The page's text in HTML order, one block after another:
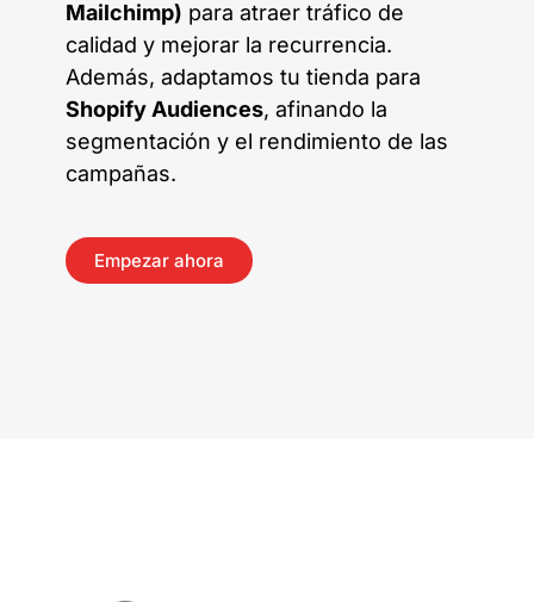
Mailchimp) para atraer tráfico de
calidad y mejorar la recurrencia.
Además, adaptamos tu tienda para
Shopify Audiences, afinando la
segmentación y el rendimiento de las
campañas.
Empezar ahora